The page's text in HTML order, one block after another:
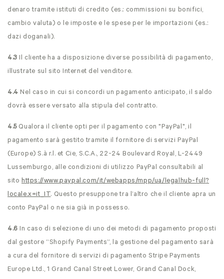
denaro tramite istituti di credito (es.: commissioni su bonifici,
cambio valuta) o le imposte e le spese per le importazioni (es.:
dazi doganali).
4.3 Il cliente ha a disposizione diverse possibilità di pagamento,
illustrate sul sito Internet del venditore.
4.4 Nel caso in cui si concordi un pagamento anticipato, il saldo
dovrà essere versato alla stipula del contratto.
4.5Qualora il cliente opti per il pagamento con "PayPal", il
pagamento sarà gestito tramite il fornitore di servizi PayPal
(Europe) S.à r.l. et Cie, S.C.A., 22-24 Boulevard Royal, L-2449
Lussemburgo, alle condizioni di utilizzo PayPal consultabili al
sito https://www.paypal.com/it/webapps/mpp/ua/legalhub-full?
locale.x=it_IT. Questo presuppone tra l’altro che il cliente apra un
conto PayPal o ne sia già in possesso.
4.6 In caso di selezione di uno dei metodi di pagamento proposti
dal gestore “Shopify Payments”, la gestione del pagamento sarà
a cura del fornitore di servizi di pagamento Stripe Payments
Europe Ltd., 1 Grand Canal Street Lower, Grand Canal Dock,